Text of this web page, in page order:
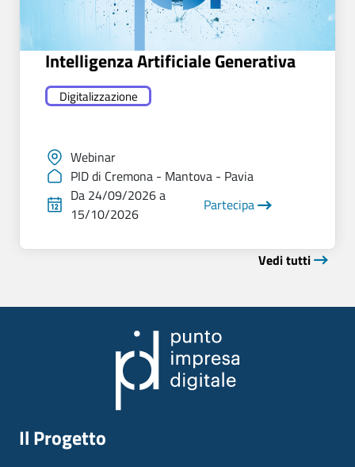
Intelligenza Artificiale Generativa
Digitalizzazione
Webinar
PID di Cremona - Mantova - Pavia
Da 24/09/2026 a
15/10/2026
Partecipa
Vedi tutti
Il Progetto